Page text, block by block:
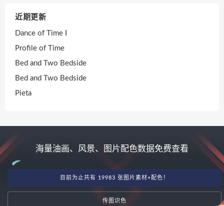
近期更新
Dance of Time I
Profile of Time
Bed and Two Bedside
Bed and Two Bedside
Pieta
海量油画、风景、图片配色数据免费查看
目前为止共有 19983 张图片素材+配色！
传图识色